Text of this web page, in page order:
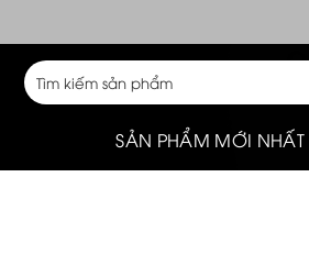
to
content
Tìm
kiếm:
SẢN PHẨM MỚI NHẤT